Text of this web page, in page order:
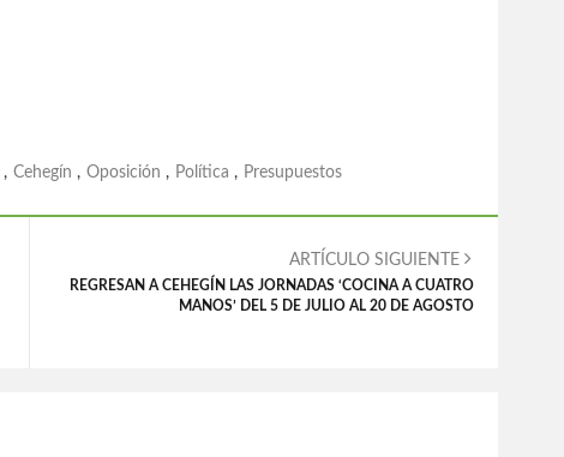
, Cehegín , Oposición , Política , Presupuestos
ARTÍCULO SIGUIENTE
REGRESAN A CEHEGÍN LAS JORNADAS ‘COCINA A CUATRO
MANOS’ DEL 5 DE JULIO AL 20 DE AGOSTO